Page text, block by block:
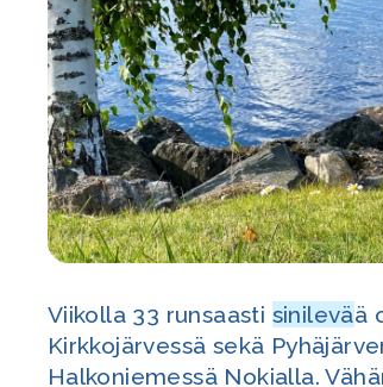
Viikolla 33 runsaasti sinilevää
Kirkkojärvessä sekä
Halkoniemessä Nokialla.